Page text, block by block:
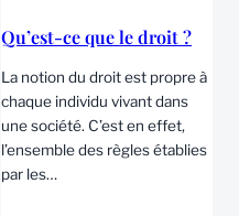
Qu’est-ce que le droit ?
La notion du droit est propre à
chaque individu vivant dans
une société. C’est en effet,
l’ensemble des règles établies
par les…